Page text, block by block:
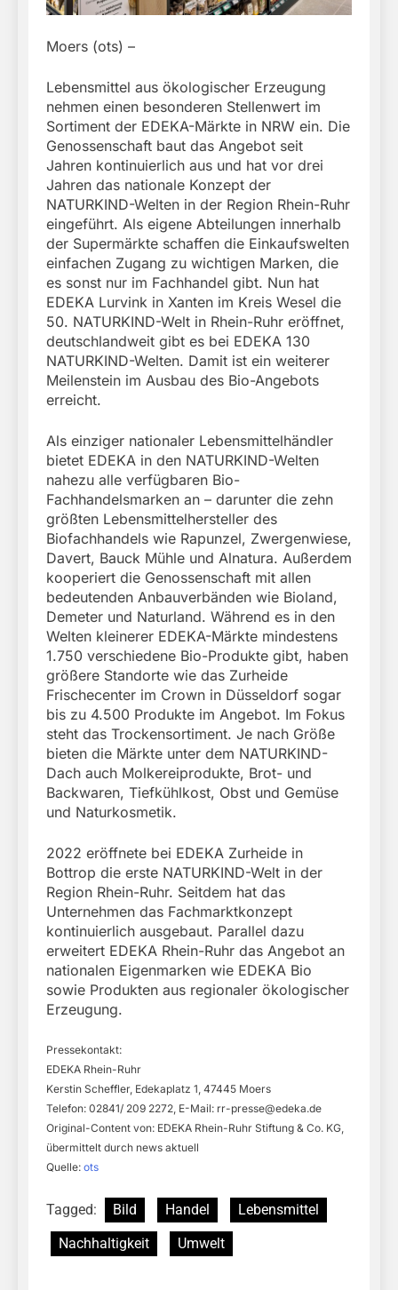
Moers (ots) –
Lebensmittel aus ökologischer Erzeugung
nehmen einen besonderen Stellenwert im
Sortiment der EDEKA-Märkte in NRW ein. Die
Genossenschaft baut das Angebot seit
Jahren kontinuierlich aus und hat vor drei
Jahren das nationale Konzept der
NATURKIND-Welten in der Region Rhein-Ruhr
eingeführt. Als eigene Abteilungen innerhalb
der Supermärkte schaffen die Einkaufswelten
einfachen Zugang zu wichtigen Marken, die
es sonst nur im Fachhandel gibt. Nun hat
EDEKA Lurvink in Xanten im Kreis Wesel die
50. NATURKIND-Welt in Rhein-Ruhr eröffnet,
deutschlandweit gibt es bei EDEKA 130
NATURKIND-Welten. Damit ist ein weiterer
Meilenstein im Ausbau des Bio-Angebots
erreicht.
Als einziger nationaler Lebensmittelhändler
bietet EDEKA in den NATURKIND-Welten
nahezu alle verfügbaren Bio-
Fachhandelsmarken an – darunter die zehn
größten Lebensmittelhersteller des
Biofachhandels wie Rapunzel, Zwergenwiese,
Davert, Bauck Mühle und Alnatura. Außerdem
kooperiert die Genossenschaft mit allen
bedeutenden Anbauverbänden wie Bioland,
Demeter und Naturland. Während es in den
Welten kleinerer EDEKA-Märkte mindestens
1.750 verschiedene Bio-Produkte gibt, haben
größere Standorte wie das Zurheide
Frischecenter im Crown in Düsseldorf sogar
bis zu 4.500 Produkte im Angebot. Im Fokus
steht das Trockensortiment. Je nach Größe
bieten die Märkte unter dem NATURKIND-
Dach auch Molkereiprodukte, Brot- und
Backwaren, Tiefkühlkost, Obst und Gemüse
und Naturkosmetik.
2022 eröffnete bei EDEKA Zurheide in
Bottrop die erste NATURKIND-Welt in der
Region Rhein-Ruhr. Seitdem hat das
Unternehmen das Fachmarktkonzept
kontinuierlich ausgebaut. Parallel dazu
erweitert EDEKA Rhein-Ruhr das Angebot an
nationalen Eigenmarken wie EDEKA Bio
sowie Produkten aus regionaler ökologischer
Erzeugung.
Pressekontakt:
EDEKA Rhein-Ruhr
Kerstin Scheffler, Edekaplatz 1, 47445 Moers
Telefon: 02841/ 209 2272, E-Mail: rr-presse@edeka.de
Original-Content von: EDEKA Rhein-Ruhr Stiftung & Co. KG,
übermittelt durch news aktuell
Quelle: ots
Tagged: Bild Handel
Lebensmittel
Nachhaltigkeit
Umwelt